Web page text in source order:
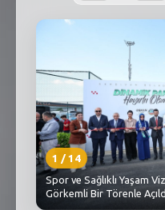
1 /14
Spor ve Sağlıklı Yaşam
Görkemli Bir Törenle
E